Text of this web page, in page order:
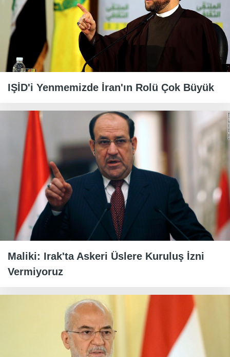
IŞİD'i Yenmemizde İran'ın Rolü Çok Büyük
Maliki: Irak'ta Askeri Üslere Kuruluş İzni
Vermiyoruz